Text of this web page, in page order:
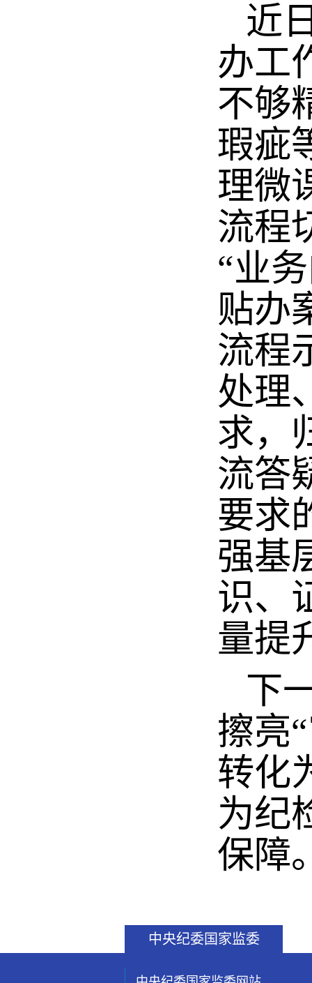
近
办工
不够
瑕疵
理微
流程
“业
贴办
流程
处理
求，
流答
要求
强基
识、
量提
下
擦亮
转化
为纪
保障
中央纪委国家监委